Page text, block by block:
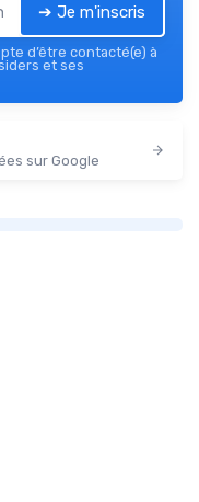
➔ Je m'inscris
d’être contacté(e) à
et ses
sur Google